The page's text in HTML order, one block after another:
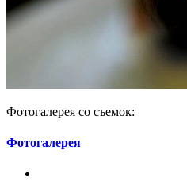
Фотогалерея со съемок:
Фотогалерея